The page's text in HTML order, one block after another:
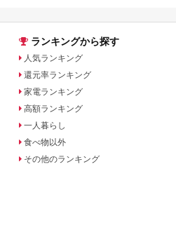
ランキングから探す
人気ランキング
還元率ランキング
家電ランキング
高額ランキング
一人暮らし
食べ物以外
その他のランキング